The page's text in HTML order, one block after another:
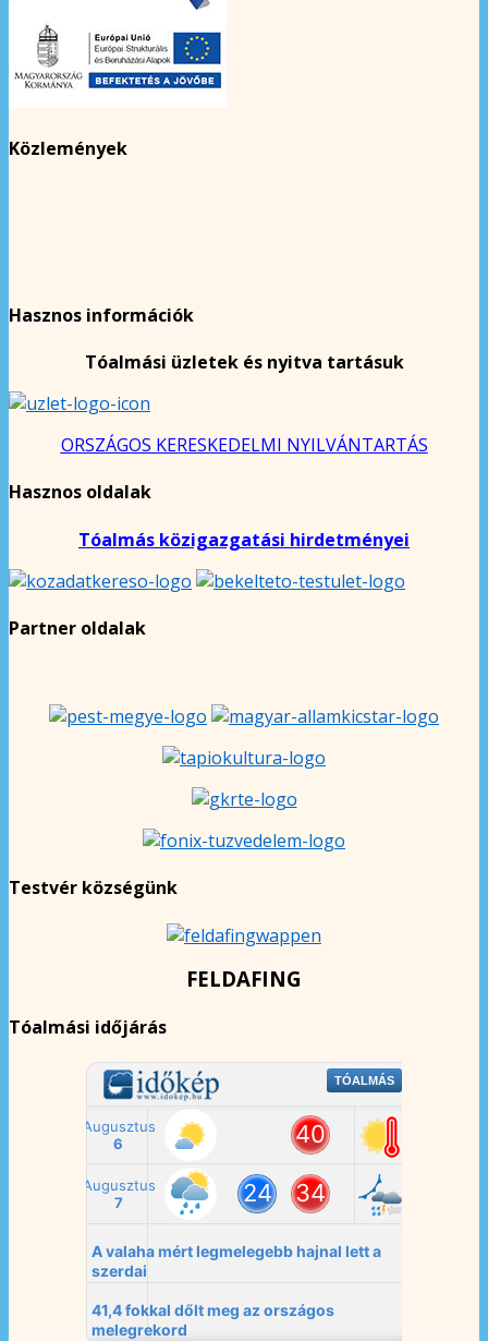
Közlemények
Hasznos információk
Tóalmási üzletek és nyitva tartásuk
ORSZÁGOS KERESKEDELMI NYILVÁNTARTÁS
Hasznos oldalak
Tóalmás közigazgatási hirdetményei
Partner oldalak
Testvér községünk
FELDAFING
Tóalmási időjárás